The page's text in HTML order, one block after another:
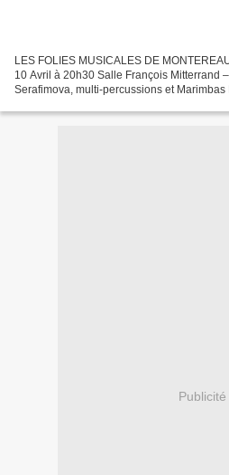
LES FOLIES MUSICALES DE
10 Avril à 20h30 Salle François Mitterrand
Serafimova, multi-percussions et
Publicité